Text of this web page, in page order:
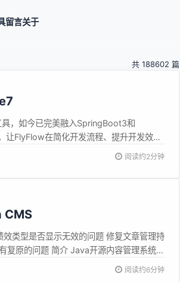
留言关于
共 188602 篇
，如今已完美融入SpringBoot3和
FlyFlow在简化开发流程、提升开发效率
阅读约2分钟
CMS
类型是否显示无效的问题 修复文章管理持
复原的问题 简介 Java开源内容管理系统
、Spring Security、Lucene、
阅读约6分钟